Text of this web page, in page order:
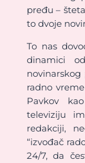
pređu –
to dvoje
To nas
dinamici
radno
Pavkov
televiziju
redakciji,
“izvođač
24/7, da